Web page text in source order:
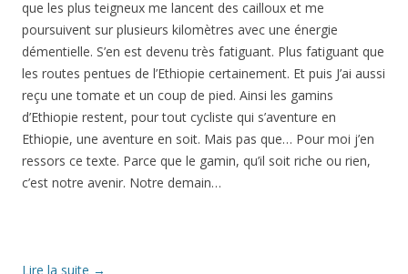
que les plus teigneux me lancent des cailloux et me
poursuivent sur plusieurs kilomètres avec une énergie
démentielle. S’en est devenu très fatiguant. Plus fatiguant que
les routes pentues de l’Ethiopie certainement. Et puis J’ai aussi
reçu une tomate et un coup de pied. Ainsi les gamins
d’Ethiopie restent, pour tout cycliste qui s’aventure en
Ethiopie, une aventure en soit. Mais pas que… Pour moi j’en
ressors ce texte. Parce que le gamin, qu’il soit riche ou rien,
c’est notre avenir. Notre demain…
Lire la suite →